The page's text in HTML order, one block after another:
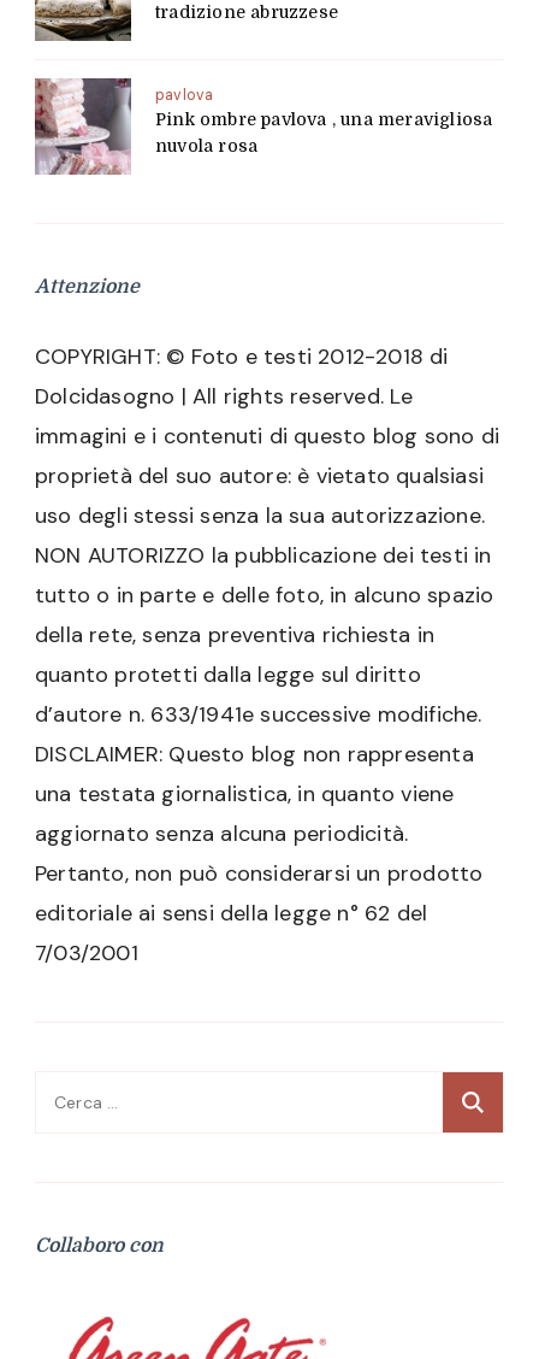
tradizione abruzzese
pavlova
Pink ombre pavlova , una meravigliosa
nuvola rosa
Attenzione
COPYRIGHT: © Foto e testi 2012-2018 di
Dolcidasogno | All rights reserved. Le
immagini e i contenuti di questo blog sono di
proprietà del suo autore: è vietato qualsiasi
uso degli stessi senza la sua autorizzazione.
NON AUTORIZZO la pubblicazione dei testi in
tutto o in parte e delle foto, in alcuno spazio
della rete, senza preventiva richiesta in
quanto protetti dalla legge sul diritto
d’autore n. 633/1941e successive modifiche.
DISCLAIMER: Questo blog non rappresenta
una testata giornalistica, in quanto viene
aggiornato senza alcuna periodicità.
Pertanto, non può considerarsi un prodotto
editoriale ai sensi della legge n° 62 del
7/03/2001
Ricerca
Collaboro con